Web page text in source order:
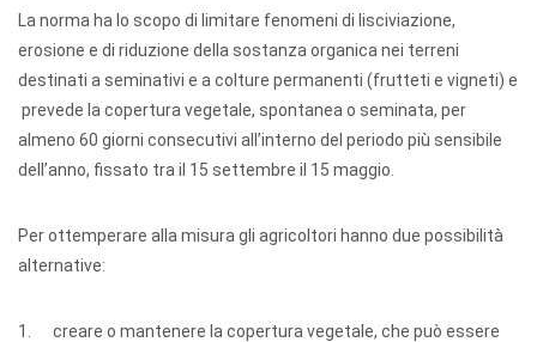
La norma ha lo scopo di limitare fenomeni di lisciviazione,
erosione e di riduzione della sostanza organica nei terreni
destinati a seminativi e a colture permanenti (frutteti e vigneti) e
prevede la copertura vegetale, spontanea o seminata, per
almeno 60 giorni consecutivi all’interno del periodo più sensibile
dell’anno, fissato tra il 15 settembre il 15 maggio.
Per ottemperare alla misura gli agricoltori hanno due possibilità
alternative:
1. creare o mantenere la copertura vegetale, che può essere